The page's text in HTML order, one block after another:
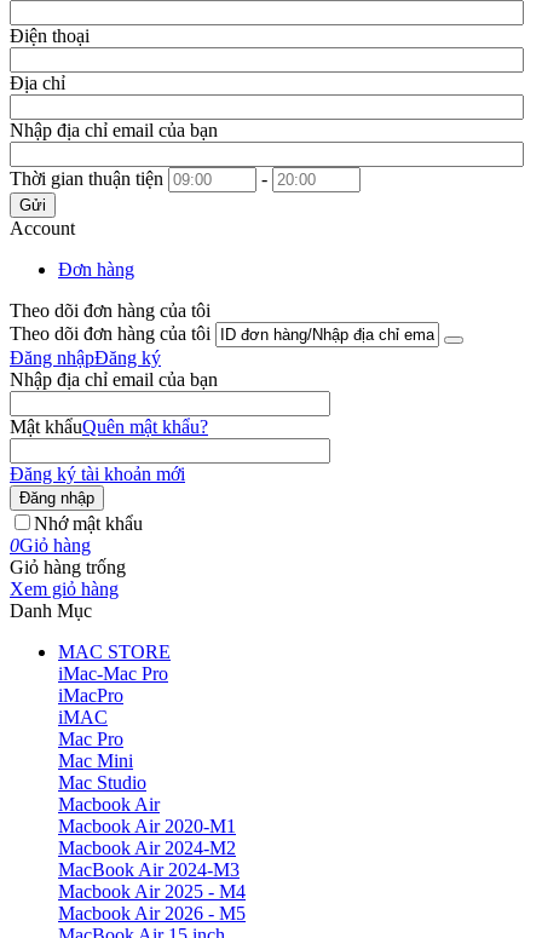
Điện thoại
Địa chỉ
Nhập địa chỉ email của bạn
Thời gian thuận tiện -
Gửi
Account
Đơn hàng
Theo dõi đơn hàng của tôi
Theo dõi đơn hàng của tôi
Đăng nhậpĐăng ký
Nhập địa chỉ email của bạn
Mật khẩuQuên mật khẩu?
Đăng ký tài khoản mới
Đăng nhập
Nhớ mật khẩu
0Giỏ hàng
Giỏ hàng trống
Xem giỏ hàng
Danh Mục
MAC STORE
iMac-Mac Pro
iMacPro
iMAC
Mac Pro
Mac Mini
Mac Studio
Macbook Air
Macbook Air 2020-M1
Macbook Air 2024-M2
MacBook Air 2024-M3
Macbook Air 2025 - M4
Macbook Air 2026 - M5